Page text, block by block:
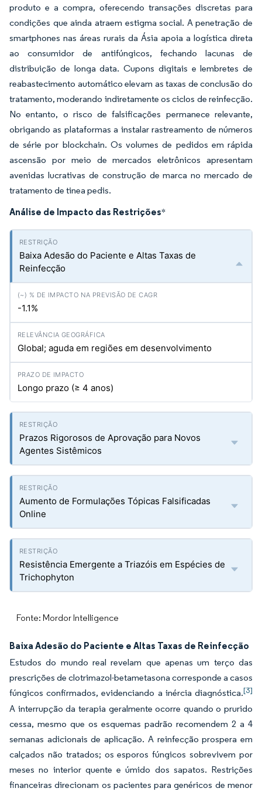
produto e a compra, oferecendo transações discretas para
condições que ainda atraem estigma social. A penetração de
smartphones nas áreas rurais da Ásia apoia a logística direta
ao consumidor de antifúngicos, fechando lacunas de
distribuição de longa data. Cupons digitais e lembretes de
reabastecimento automático elevam as taxas de conclusão do
tratamento, moderando indiretamente os ciclos de reinfecção.
No entanto, o risco de falsificações permanece relevante,
obrigando as plataformas a instalar rastreamento de números
de série por blockchain. Os volumes de pedidos em rápida
ascensão por meio de mercados eletrônicos apresentam
avenidas lucrativas de construção de marca no mercado de
tratamento de tinea pedis.
Análise de Impacto das Restrições*
Baixa Adesão do Paciente e Altas Taxas de
Reinfecção
-1.1%
Global; aguda em regiões em desenvolvimento
Longo prazo (≥ 4 anos)
Prazos Rigorosos de Aprovação para Novos
Agentes Sistêmicos
Aumento de Formulações Tópicas Falsificadas
Online
Resistência Emergente a Triazóis em Espécies de
Trichophyton
Fonte: Mordor Intelligence
Baixa Adesão do Paciente e Altas Taxas de Reinfecção
Estudos do mundo real revelam que apenas um terço das
prescrições de clotrimazol-betametasona corresponde a casos
fúngicos confirmados, evidenciando a inércia diagnóstica.[3]
A interrupção da terapia geralmente ocorre quando o prurido
cessa, mesmo que os esquemas padrão recomendem 2 a 4
semanas adicionais de aplicação. A reinfecção prospera em
calçados não tratados; os esporos fúngicos sobrevivem por
meses no interior quente e úmido dos sapatos. Restrições
financeiras direcionam os pacientes para genéricos de menor